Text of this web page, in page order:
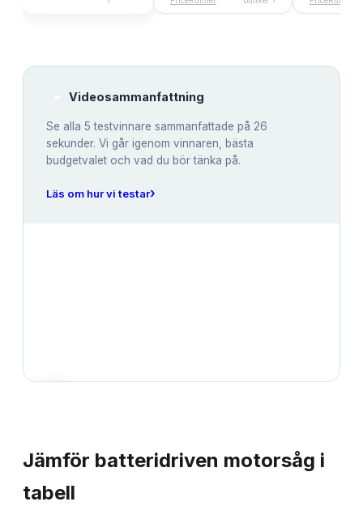
Videosammanfattning
Se alla 5 testvinnare sammanfattade på 26
sekunder. Vi går igenom vinnaren, bästa
budgetvalet och vad du bör tänka på.
Läs om hur vi testar›
Jämför batteridriven motorsåg i
tabell